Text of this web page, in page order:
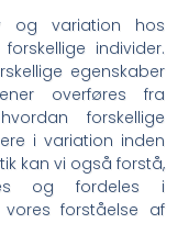
og variation hos
individer.
egenskaber
overføres fra
forskellige
i variation inden
kan vi også forstå,
og fordeles i
forståelse af